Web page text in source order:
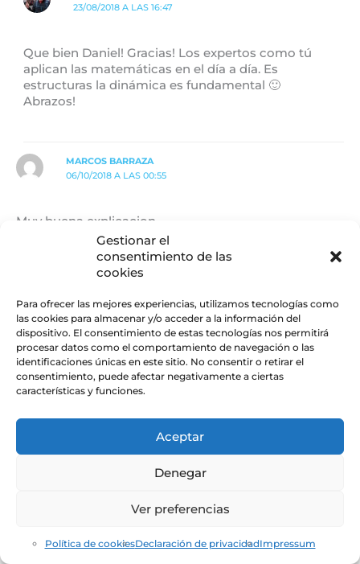
Gestionar el
consentimiento de las
cookies
Para ofrecer las mejores experiencias, utilizamos tecnologías como
las cookies para almacenar y/o acceder a la información del
dispositivo. El consentimiento de estas tecnologías nos permitirá
procesar datos como el comportamiento de navegación o las
identificaciones únicas en este sitio. No consentir o retirar el
consentimiento, puede afectar negativamente a ciertas
características y funciones.
Aceptar
Denegar
Ver preferencias
Política de cookiesDeclaración de privacidadImpressum
23/08/2018 A LAS 16:47
Que bien Daniel! Gracias! Los expertos como tú
aplican las matemáticas en el día a día. Es
estructuras la dinámica es fundamental 🙂
Abrazos!
MARCOS BARRAZA
06/10/2018 A LAS 00:55
Muy buena explicacion
JORDI OLLÉ
Gracias Marcos!
NÉSTOR
externas de la universidad estoy trabajando con un
necesito manejar y, gracias a este artículo, me están
mucho tus aportes, ¡sigue así!